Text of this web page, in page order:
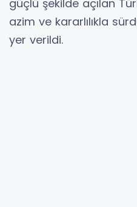
güçlü şekilde açılan
azim ve kararlılıkla
yer verildi.